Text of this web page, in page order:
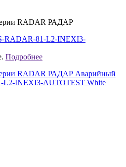
RADAR РАДАР
RADAR-81-L2-INEXI3-
Подробнее
RADAR РАДАР Аварийный
L2-INEXI3-AUTOTEST White